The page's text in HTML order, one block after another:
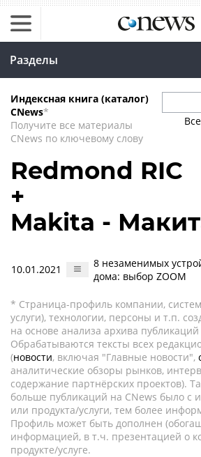
Разделы
Индексная книга (каталог)
CNews*
Получите все материалы
CNews по ключевому слову
Redmond RIC
+
Makita -
10.01.2021
8 незаменимых
дома: выбор ZOOM
* Страница-профиль компании,
услуги), технологии, персоны и т.п.
на основе анализа архива
Обрабатываются тексты всех
(новости, включая "Главные новости",
аналитические обзоры рынков,
содержание партнёрских проектов).
больше публикаций на CNews было с
или продукта/услуги, тем более
Профиль может быть дополнен
информацией, в т.ч. презентацией о
продукте/услуге.